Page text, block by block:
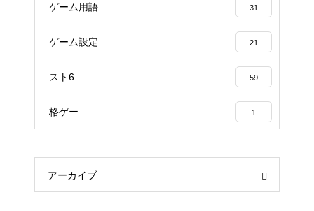
ゲーム用語 31
ゲーム設定 21
スト6 59
格ゲー 1
アーカイブ